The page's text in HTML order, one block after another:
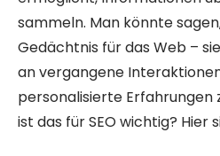
sammeln. Man könnte
Gedächtnis für das Web –
an vergangene
personalisierte Erfahrungen
ist das für SEO wichtig? Hier